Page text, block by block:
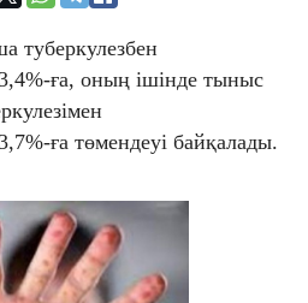
туберкулезбен
ға, оның ішінде тыныс
ға төмендеуі байқалады.